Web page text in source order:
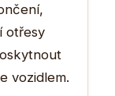
otřesy
vozidlem.